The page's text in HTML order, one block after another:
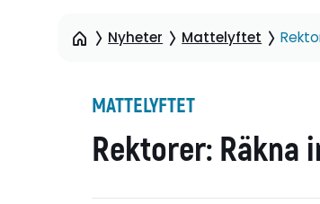
Nyheter Mattelyftet
MATTELYFTET
Rektorer: